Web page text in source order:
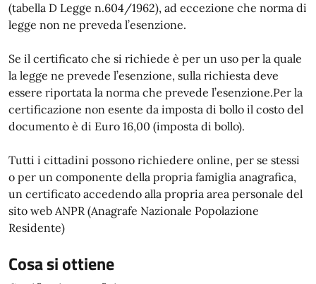
(tabella D Legge n.604/1962), ad eccezione che norma di
legge non ne preveda l’esenzione.
Se il certificato che si richiede è per un uso per la quale
la legge ne prevede l’esenzione, sulla richiesta deve
essere riportata la norma che prevede l’esenzione.Per la
certificazione non esente da imposta di bollo il costo del
documento è di Euro 16,00 (imposta di bollo).
Tutti i cittadini possono richiedere online, per se stessi
o per un componente della propria famiglia anagrafica,
un certificato accedendo alla propria area personale del
sito web ANPR (Anagrafe Nazionale Popolazione
Residente)
Cosa si ottiene